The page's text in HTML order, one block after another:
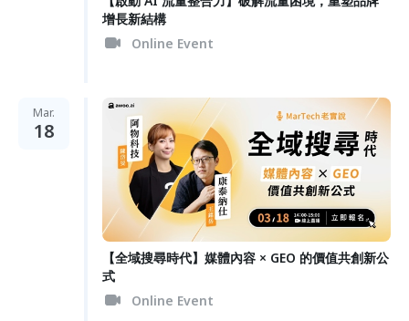
增長新結構
Online Event
Mar.
18
【全域搜尋時代】媒體內容 × GEO 的價值共創新公
式
Online Event